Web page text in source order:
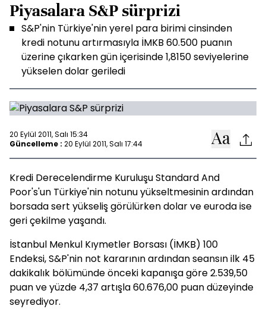
Piyasalara S&P sürprizi
S&P'nin Türkiye'nin yerel para birimi cinsinden
kredi notunu artırmasıyla İMKB 60.500 puanın
üzerine çıkarken gün içerisinde 1,8150 seviyelerine
yükselen dolar geriledi
20 Eylül 2011, Salı 15:34
Güncelleme : 20 Eylül 2011, Salı 17:44
Kredi Derecelendirme Kuruluşu Standard And
Poor's'un Türkiye'nin notunu yükseltmesinin ardından
borsada sert yükseliş görülürken dolar ve euroda ise
geri çekilme yaşandı.
İstanbul Menkul Kıymetler Borsası (İMKB) 100
Endeksi, S&P'nin not kararının ardından seansın ilk 45
dakikalık bölümünde önceki kapanışa göre 2.539,50
puan ve yüzde 4,37 artışla 60.676,00 puan düzeyinde
seyrediyor.